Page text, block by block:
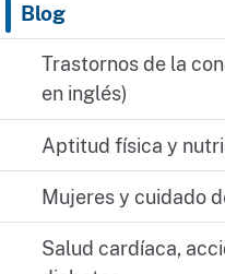
Blog
Trastornos de la
en inglés)
Aptitud física y
Mujeres y cuidado
Salud cardíaca,